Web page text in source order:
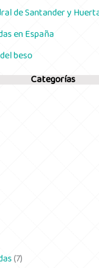
de Santander y
en España
beso
Categorías
(7)